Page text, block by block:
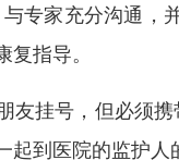
专家充分沟通
指导。
友挂号，但必须
起到医院的监护